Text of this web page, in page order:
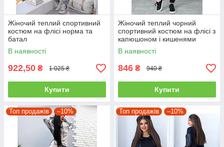
Жіночий теплий спортивний
костюм на флісі норма та
батал
В наявності
922,50 ₴ 1 025 ₴
Купити
Жіночий теплий чорний
спортивний костюм на флісі з
капюшоном і кишенями
кенгуру "WhyNot" весна осінь
В наявності
846 ₴ 940 ₴
Купити
Топ продажів –10% Топ продажів –10%